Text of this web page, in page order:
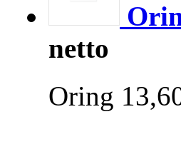
netto
Oring